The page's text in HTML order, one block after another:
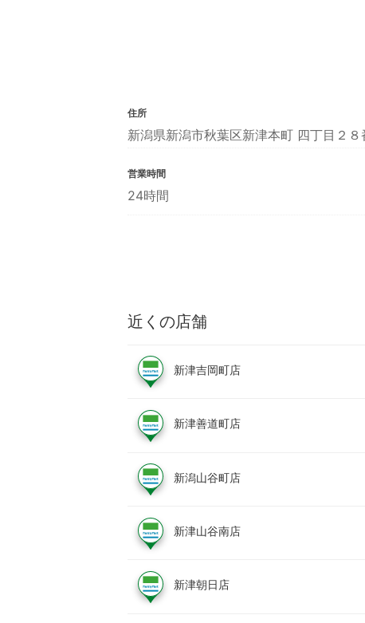
住所
新潟県新潟市秋葉区新津本町 四丁目２８
営業時間
24時間
近くの店舗
新津吉岡町店
新津善道町店
新潟山谷町店
新津山谷南店
新津朝日店